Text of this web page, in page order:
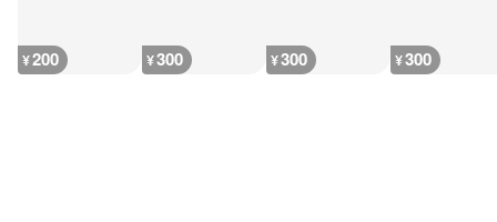
¥200 ¥300 ¥300 ¥300